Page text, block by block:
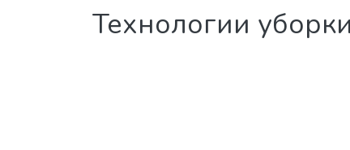
Технологии